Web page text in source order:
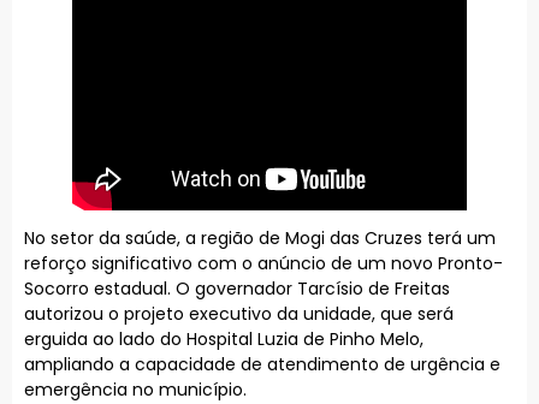
No setor da saúde, a região de Mogi das Cruzes terá um
reforço significativo com o anúncio de um novo Pronto-
Socorro estadual. O governador Tarcísio de Freitas
autorizou o projeto executivo da unidade, que será
erguida ao lado do Hospital Luzia de Pinho Melo,
ampliando a capacidade de atendimento de urgência e
emergência no município.